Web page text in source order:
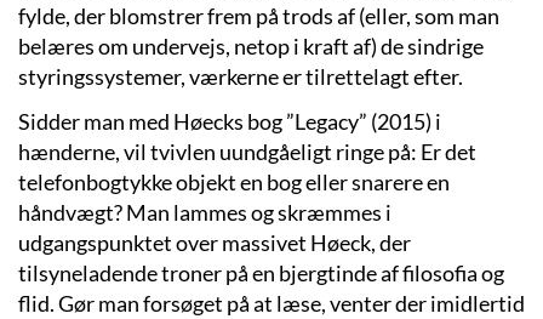
fylde, der blomstrer frem på trods af (eller, som man
belæres om undervejs, netop i kraft af) de sindrige
styringssystemer, værkerne er tilrettelagt efter.
Sidder man med Høecks bog ”Legacy” (2015) i
hænderne, vil tvivlen uundgåeligt ringe på: Erdet
telefonbogtykkeobjekten bog eller snarere en
håndvægt? Man lammes og skræmmes i
udgangspunktet over massivet Høeck, der
tilsyneladende troner på en bjergtinde af filosofia og
flid. Gør man forsøget på at læse, venter der imidlertid